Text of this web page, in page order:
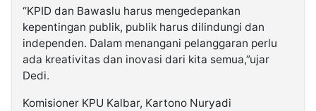
“KPID dan Bawaslu harus mengedepankan
kepentingan publik, publik harus dilindungi dan
independen. Dalam menangani pelanggaran perlu
ada kreativitas dan inovasi dari kita semua,”ujar
Dedi.
Komisioner KPU Kalbar, Kartono Nuryadi